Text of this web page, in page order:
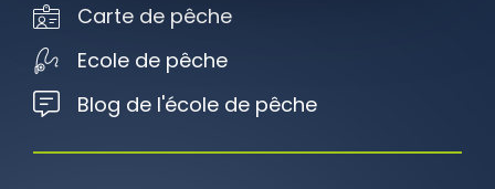
Carte de pêche
Ecole de pêche
Blog de l'école de pêche